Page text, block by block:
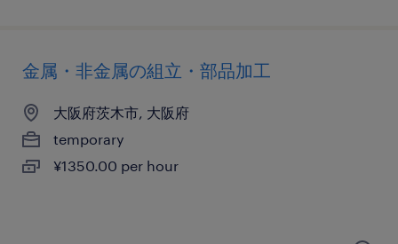
金属・非金属の組立・部品加工
大阪府茨木市, 大阪府
temporary
¥1350.00 per hour